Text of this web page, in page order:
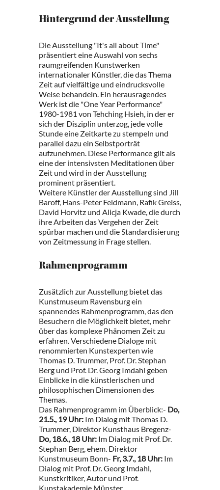
Hintergrund der Ausstellung
Die Ausstellung "It's all about Time"
präsentiert eine Auswahl von sechs
raumgreifenden Kunstwerken
internationaler Künstler, die das Thema
Zeit auf vielfältige und eindrucksvolle
Weise behandeln. Ein herausragendes
Werk ist die "One Year Performance"
1980-1981 von Tehching Hsieh, in der er
sich der Disziplin unterzog, jede volle
Stunde eine Zeitkarte zu stempeln und
parallel dazu ein Selbstporträt
aufzunehmen. Diese Performance gilt als
eine der intensivsten Meditationen über
Zeit und wird in der Ausstellung
prominent präsentiert.
Weitere Künstler der Ausstellung sind Jill
Baroff, Hans-Peter Feldmann, Rafik Greiss,
David Horvitz und Alicja Kwade, die durch
ihre Arbeiten das Vergehen der Zeit
spürbar machen und die Standardisierung
von Zeitmessung in Frage stellen.
Rahmenprogramm
Zusätzlich zur Ausstellung bietet das
Kunstmuseum Ravensburg ein
spannendes Rahmenprogramm, das den
Besuchern die Möglichkeit bietet, mehr
über das komplexe Phänomen Zeit zu
erfahren. Verschiedene Dialoge mit
renommierten Kunstexperten wie
Thomas D. Trummer, Prof. Dr. Stephan
Berg und Prof. Dr. Georg Imdahl geben
Einblicke in die künstlerischen und
philosophischen Dimensionen des
Themas.
Das Rahmenprogramm im Überblick:- Do,
21.5., 19 Uhr: Im Dialog mit Thomas D.
Trummer, Direktor Kunsthaus Bregenz-
Do, 18.6., 18 Uhr: Im Dialog mit Prof. Dr.
Stephan Berg, ehem. Direktor
Kunstmuseum Bonn- Fr, 3.7., 18 Uhr: Im
Dialog mit Prof. Dr. Georg Imdahl,
Kunstkritiker, Autor und Prof.
Kunstakademie Münster